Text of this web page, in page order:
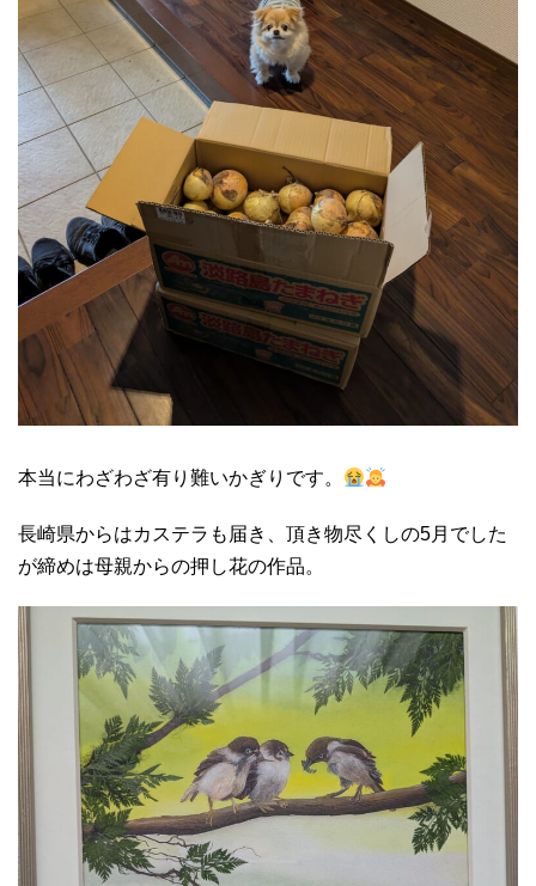
本当にわざわざ有り難いかぎりです。
長崎県からはカステラも届き、頂き物尽くしの5月でした
が締めは母親からの押し花の作品。